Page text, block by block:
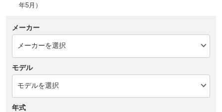
年5月）
メーカー
モデル
年式